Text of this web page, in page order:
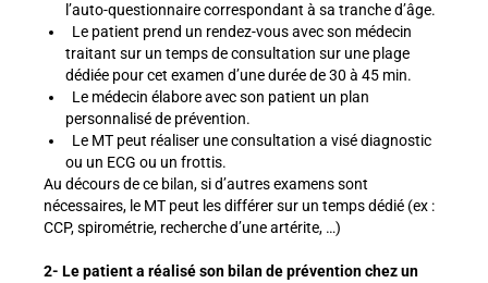
l’auto-questionnaire correspondant à sa tranche d’âge.
Le patient prend un rendez-vous avec son médecin
traitant sur un temps de consultation sur une plage
dédiée pour cet examen d’une durée de 30 à 45 min.
Le médecin élabore avec son patient un plan
personnalisé de prévention.
Le MT peut réaliser une consultation a visé diagnostic
ou un ECG ou un frottis.
Au décours de ce bilan, si d’autres examens sont
nécessaires, le MT peut les différer sur un temps dédié (ex :
CCP, spirométrie, recherche d’une artérite, …)
2- Le patient a réalisé son bilan de prévention chez un